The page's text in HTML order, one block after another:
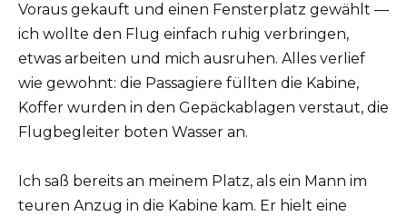
Voraus gekauft und einen Fensterplatz gewählt —
ich wollte den Flug einfach ruhig verbringen,
etwas arbeiten und mich ausruhen. Alles verlief
wie gewohnt: die Passagiere füllten die Kabine,
Koffer wurden in den Gepäckablagen verstaut, die
Flugbegleiter boten Wasser an.
Ich saß bereits an meinem Platz, als ein Mann im
teuren Anzug in die Kabine kam. Er hielt eine